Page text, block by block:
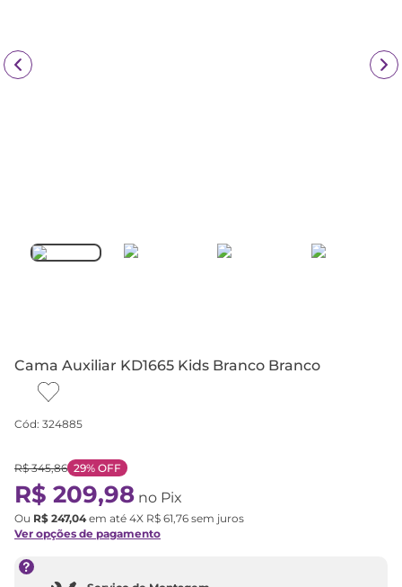
Cama Auxiliar KD1665 Kids Branco Branco
Cód: 324885
R$ 345,86 29% OFF
R$ 209,98 no Pix
Ou R$ 247,04em até 4X R$ 61,76 sem juros
Ver opções de pagamento